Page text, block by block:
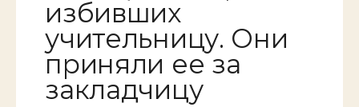
избивших
учительницу. Они
приняли ее за
закладчицу